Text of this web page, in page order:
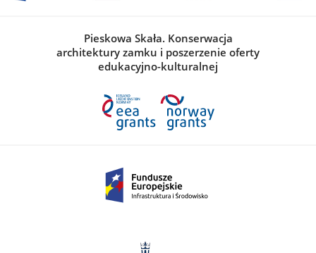
Pieskowa Skała. Konserwacja
architektury zamku i poszerzenie oferty
edukacyjno-kulturalnej